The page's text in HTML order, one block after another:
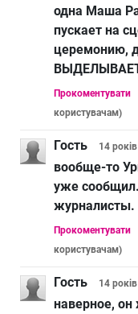
одна Маша
пускает на
церемонию,
Прокоментувати
користувачам)
Гость 14 років
вообще-то
уже
журналисты.
Прокоментувати
користувачам)
Гость 14 років
наверное, он